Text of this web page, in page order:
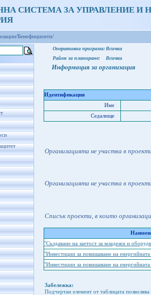
СИСТЕМА ЗА УПРАВЛЕНИЕ И
Бенефициенти/
Оперативна програма: Всички
Район за планиране:
Всички
Информация за организация
Идентификация
Име
Седалище
Организацията не участва в
Организацията не участва в
Списък проекти, в които
"Създаване на заетост за младежи и
"Инвестиции за повишаване на
"Инвестиции за повишаване на
Забележка:
Подчертан елемент от таблицата